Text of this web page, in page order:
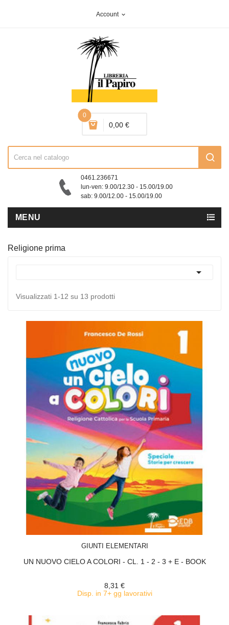
Account expand_more
0
0,00 €
0461.236671
lun-ven: 9.00/12.30 - 15.00/19.00
sab: 9.00/12.00 - 15.00/19.00
MENU
Religione prima

Visualizzati 1-12 su 13 prodotti
GIUNTI ELEMENTARI
UN NUOVO CIELO A COLORI - CL. 1 - 2 - 3 + E - BOOK
8,31 €
Disp. in 7+ gg lavorativi